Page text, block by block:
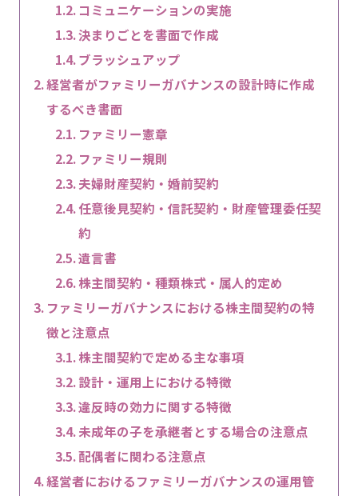
コミュニケーションの実施
決まりごとを書面で作成
ブラッシュアップ
経営者がファミリーガバナンスの設計時に作成
するべき書面
ファミリー憲章
ファミリー規則
夫婦財産契約・婚前契約
任意後見契約・信託契約・財産管理委任契
約
遺言書
株主間契約・種類株式・属人的定め
ファミリーガバナンスにおける株主間契約の特
徴と注意点
株主間契約で定める主な事項
設計・運用上における特徴
違反時の効力に関する特徴
未成年の子を承継者とする場合の注意点
配偶者に関わる注意点
経営者におけるファミリーガバナンスの運用管